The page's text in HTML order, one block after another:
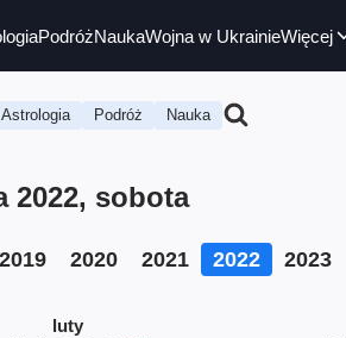
PodróżNaukaWojna w UkrainieWięcej
Astrologia Podróż Nauka
2022, sobota
2019 2020 2021 2022 2023
luty